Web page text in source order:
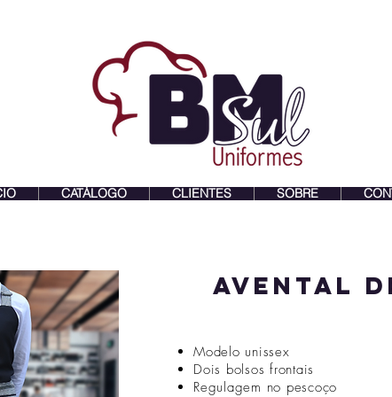
CATÁLOGO CLIENTES SOBRE
avental
Modelo unissex
Dois bolsos frontais
Regulagem no pescoço